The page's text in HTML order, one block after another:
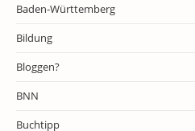
Baden-Württemberg
Bildung
Bloggen?
BNN
Buchtipp